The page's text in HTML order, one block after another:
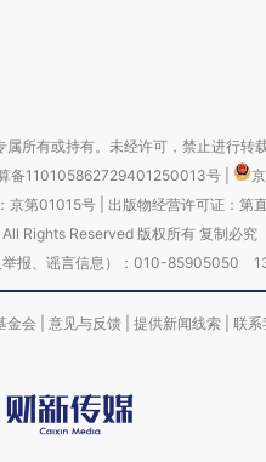
所有或持有。未经许可，禁止进行转
备110105862729401250013号
京第01015号| 出版物经营许可证：第
Rights Reserved 版权所有 复制必究
举报、谣言信息）：010-85905050
金会 意见与反馈 提供新闻线索 联系